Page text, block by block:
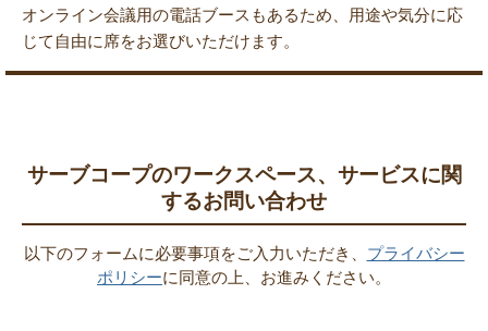
オンライン会議用の電話ブースもあるため、用途や気分に応
じて自由に席をお選びいただけます。
サーブコープのワークスペース、サービスに関
するお問い合わせ
以下のフォームに必要事項をご入力いただき、 プライバシー
ポリシーに同意の上、お進みください。